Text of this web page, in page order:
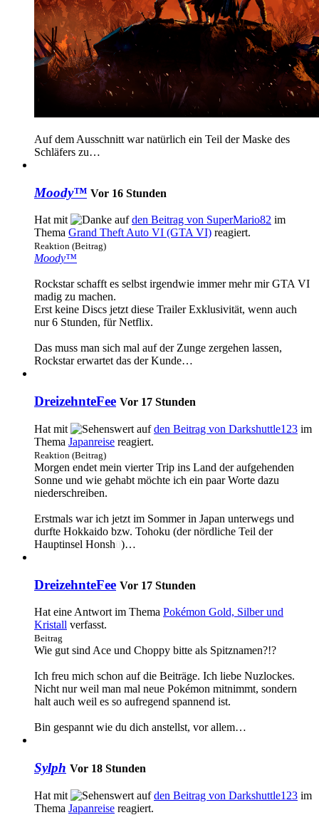
Auf dem Ausschnitt war natürlich ein Teil der Maske des
Schläfers zu…
Moody™ Vor 16 Stunden
Hat mit aufden Beitrag von SuperMario82 im
Thema Grand Theft Auto VI (GTA VI) reagiert.
Reaktion (Beitrag)
Moody™
Rockstar schafft es selbst irgendwie immer mehr mir GTA VI
madig zu machen.
Erst keine Discs jetzt diese Trailer Exklusivität, wenn auch
nur 6 Stunden, für Netflix.
Das muss man sich mal auf der Zunge zergehen lassen,
Rockstar erwartet das der Kunde…
DreizehnteFee Vor 17 Stunden
Hat mit aufden Beitrag von Darkshuttle123 im
Thema Japanreise reagiert.
Reaktion (Beitrag)
Morgen endet mein vierter Trip ins Land der aufgehenden
Sonne und wie gehabt möchte ich ein paar Worte dazu
niederschreiben.
Erstmals war ich jetzt im Sommer in Japan unterwegs und
durfte Hokkaido bzw. Tohoku (der nördliche Teil der
Hauptinsel Honsh )…
DreizehnteFee Vor 17 Stunden
Hat eine Antwort im Thema Pokémon Gold, Silber und
Kristall verfasst.
Beitrag
Wie gut sind Ace und Choppy bitte als Spitznamen?!?
Ich freu mich schon auf die Beiträge. Ich liebe Nuzlockes.
Nicht nur weil man mal neue Pokémon mitnimmt, sondern
halt auch weil es so aufregend spannend ist.
Bin gespannt wie du dich anstellst, vor allem…
Sylph Vor 18 Stunden
Hat mit aufden Beitrag von Darkshuttle123 im
Thema Japanreise reagiert.